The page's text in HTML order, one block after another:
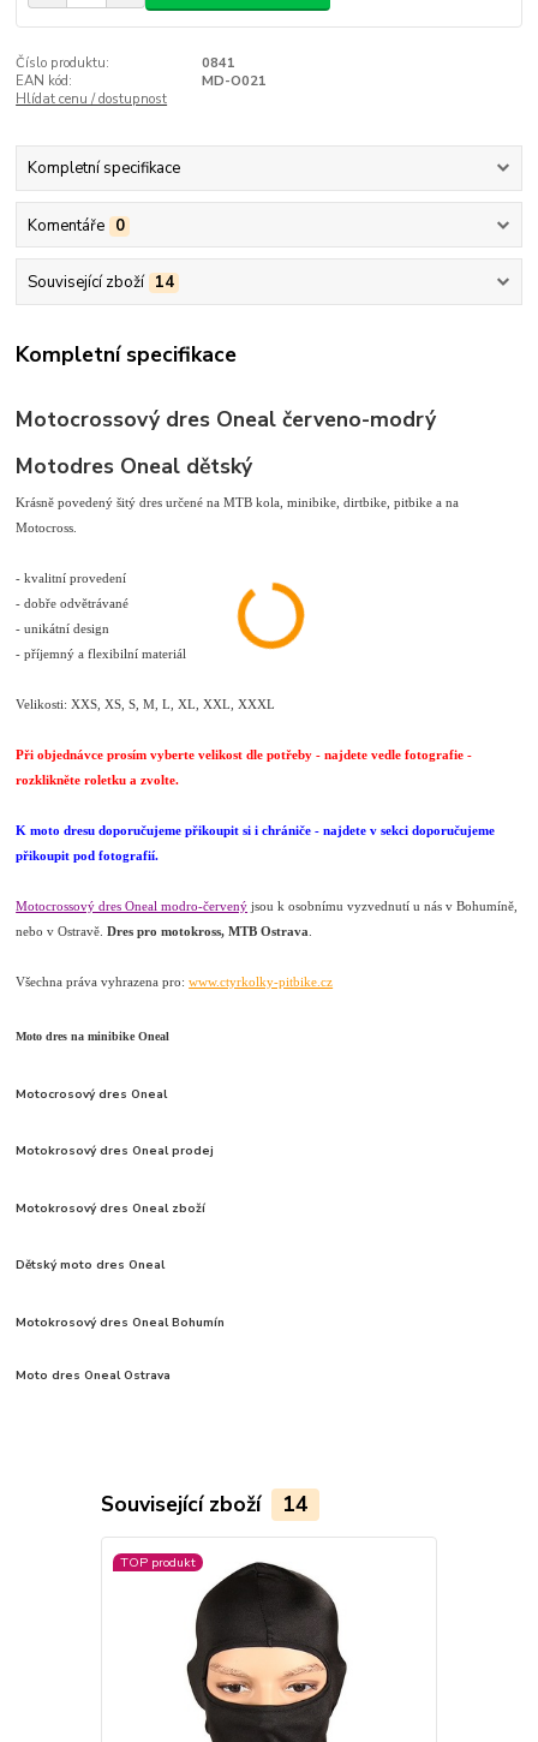
Číslo produktu:
0841
EAN kód:
MD-O021
Hlídat cenu / dostupnost
Kompletní specifikace
Komentáře 0
Související zboží 14
Kompletní specifikace
Motocrossový dres Oneal červeno-modrý
Motodres Oneal dětský
Krásně povedený šitý dres určené na MTB kola, minibike, dirtbike, pitbike a na
Motocross.
- kvalitní provedení
- dobře odvětrávané
- unikátní design
- příjemný a flexibilní materiál
Velikosti: XXS, XS, S, M, L, XL, XXL, XXXL
Při objednávce prosím vyberte velikost dle potřeby - najdete vedle fotografie -
rozklikněte roletku a zvolte.
K moto dresu doporučujeme přikoupit si i chrániče - najdete v sekci doporučujeme
přikoupit pod fotografií.
Motocrossový dres Oneal modro-červený jsou k osobnímu vyzvednutí u nás v Bohumíně,
nebo v Ostravě.Dres pro motokross, MTB Ostrava
Všechna práva vyhrazena pro:www.ctyrkolky-pitbike.cz
Moto dres na minibike Oneal
Motocrosový dres Oneal
Motokrosový dres Oneal prodej
Motokrosový dres Oneal zboží
Dětský moto dres Oneal
Motokrosový dres Oneal Bohumín
Moto dres Oneal Ostrava
Související zboží 14
TOP produkt